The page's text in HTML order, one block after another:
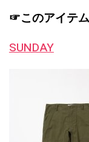
☞このアイテム
SUNDAY